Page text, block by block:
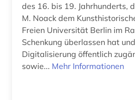
geschichte (12)
geschichte 1500-1900 (1)
des 16. bis 19. Jahrhunderts,
M. Noack dem
Freien Universität Berlin im
Schenkung überlassen hat
Digitalisierung öffentlich
sowie... Mehr Informationen